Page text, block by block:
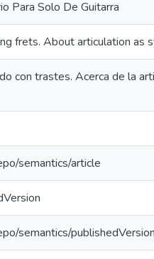
Para Solo De Guitarra
frets. About articulation as
con trastes. Acerca de la
semantics/article
semantics/publishedVersion